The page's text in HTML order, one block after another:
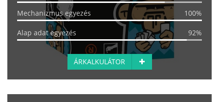
Mechanizmus egyezés
100%
Alap adat egyezés 92%
ÁRKALKULÁTOR